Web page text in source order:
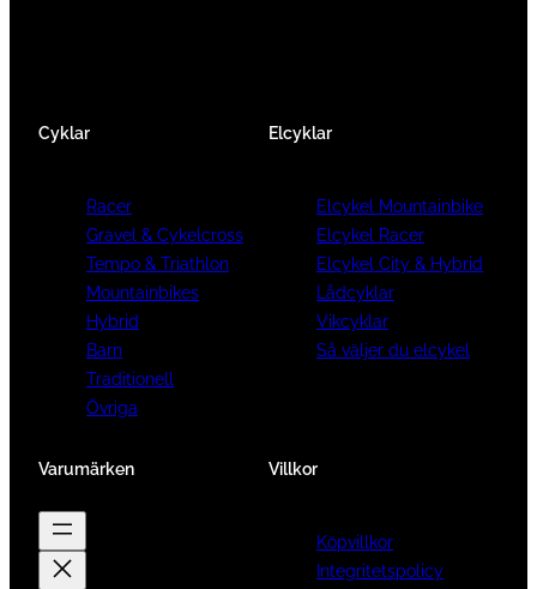
Cyklar
Racer
Gravel & Cykelcross
Tempo & Triathlon
Mountainbikes
Hybrid
Barn
Traditionell
Övriga
Elcyklar
Elcykel Mountainbike
Elcykel Racer
Elcykel City & Hybrid
Lådcyklar
Vikcyklar
Så väljer du elcykel
Varumärken Villkor
Köpvillkor
Integritetspolicy